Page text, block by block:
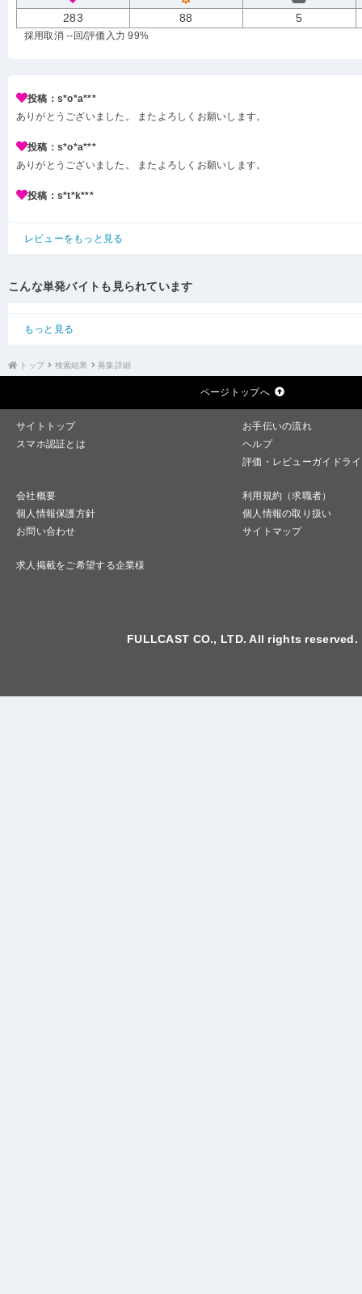
283 88 5
採用取消 --回/評価入力 99%
投稿：s*o*a***
ありがとうございました。 またよろしくお願いします。
投稿：s*o*a***
ありがとうございました。 またよろしくお願いします。
投稿：s*t*k***
レビューをもっと見る
こんな単発バイトも見られています
もっと見る
トップ 検索結果 募集詳細
ページトップへ
サイトトップ
お手伝いの流れ
スマホ認証とは
ヘルプ
評価・レビューガイドラ
会社概要
利用規約（求職者）
個人情報保護方針
個人情報の取り扱い
お問い合わせ
サイトマップ
求人掲載をご希望する企業様
FULLCAST CO., LTD. All rights reserved.